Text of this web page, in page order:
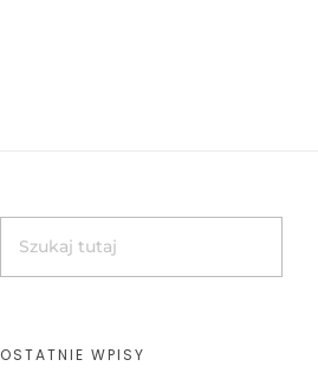
OSTATNIE WPISY